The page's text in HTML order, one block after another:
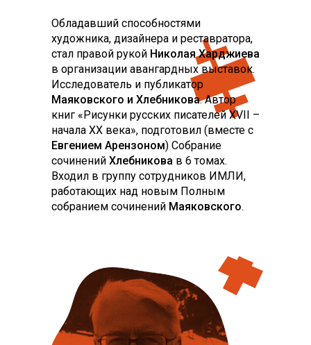
Обладавший способностями
художника, дизайнера и реставратора,
стал правой рукой Николая Харджиева
в организации авангардных выставок.
Исследователь и публикатор
Маяковского и Хлебникова. Автор
книг «Рисунки русских писателей XVII –
начала XX века», подготовил (вместе с
Евгением Арензоном) Собрание
сочинений Хлебникова в 6 томах.
Входил в группу сотрудников ИМЛИ,
работающих над новым Полным
собранием сочинений Маяковского.